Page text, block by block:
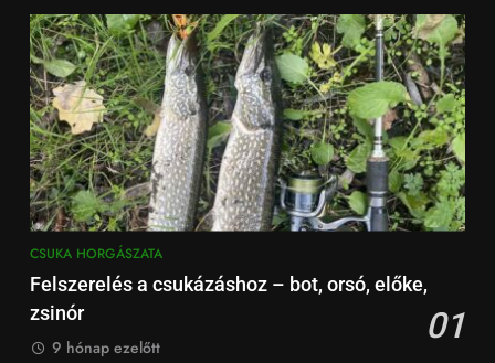
CSUKA HORGÁSZATA
Felszerelés a csukázáshoz – bot, orsó, előke,
zsinór
01
9 hónap ezelőtt